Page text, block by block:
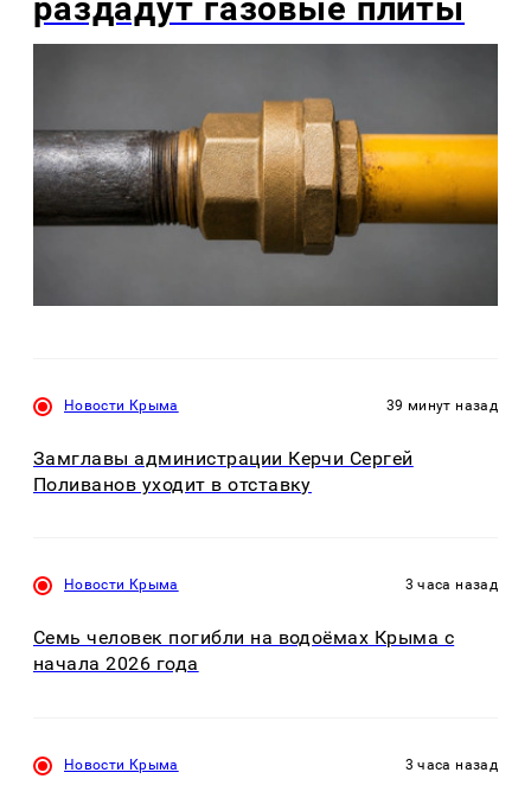
раздадут газовые плиты
Новости Крыма 39 минут назад
Замглавы администрации Керчи Сергей
Поливанов уходит в отставку
Новости Крыма 3 часа назад
Семь человек погибли на водоёмах Крыма с
начала 2026 года
Новости Крыма 3 часа назад